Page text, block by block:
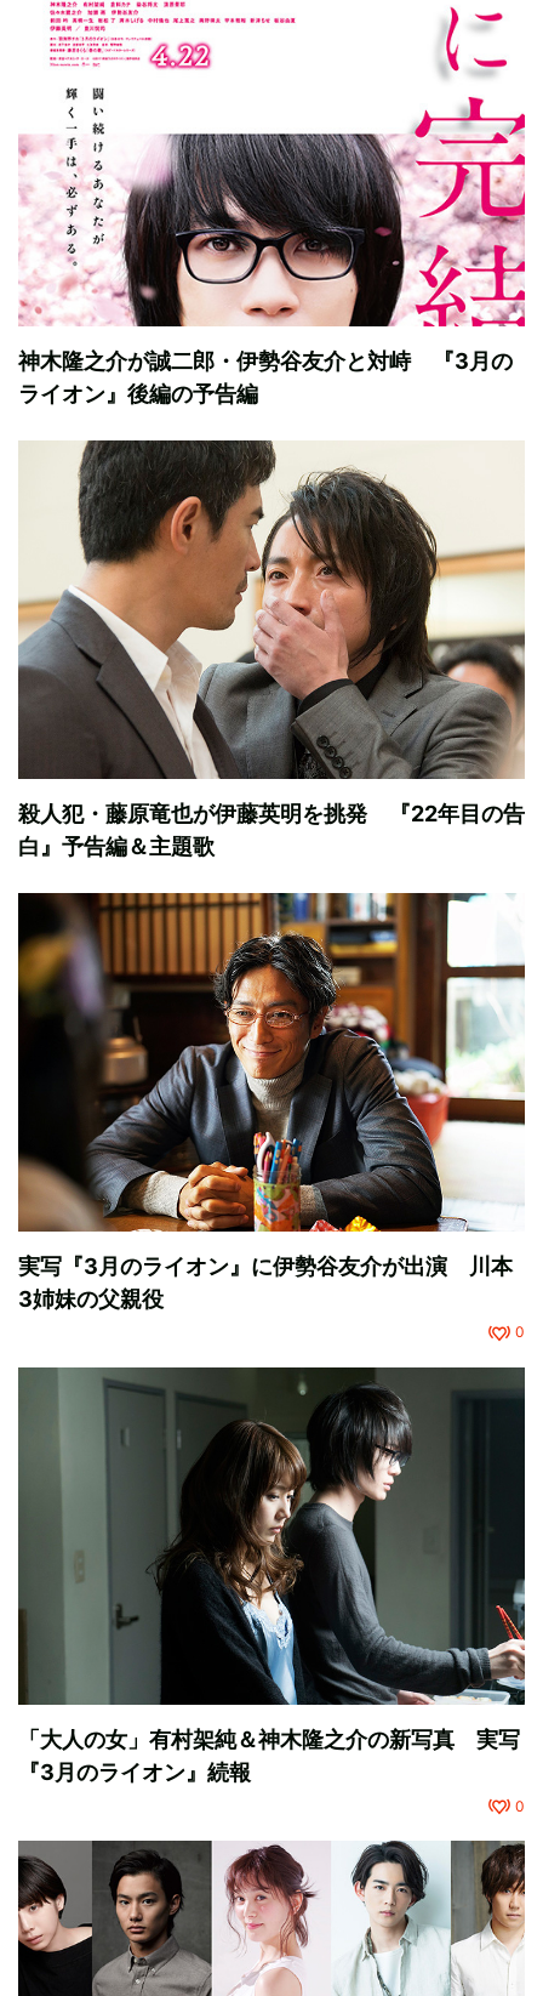
神木隆之介が誠二郎・伊勢谷友介と対峙 『3月の
ライオン』後編の予告編
殺人犯・藤原竜也が伊藤英明を挑発 『22年目の告
白』予告編＆主題歌
実写『3月のライオン』に伊勢谷友介が出演 川本
3姉妹の父親役
0
「大人の女」有村架純＆神木隆之介の新写真 実写
『3月のライオン』続報
0